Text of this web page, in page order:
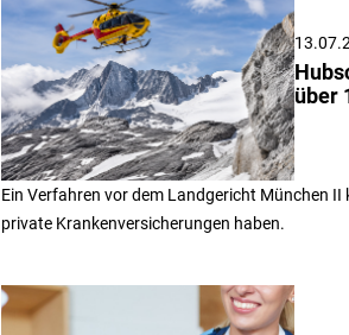
über
Ein Verfahren vor dem Landgericht München
private Krankenversicherungen haben.